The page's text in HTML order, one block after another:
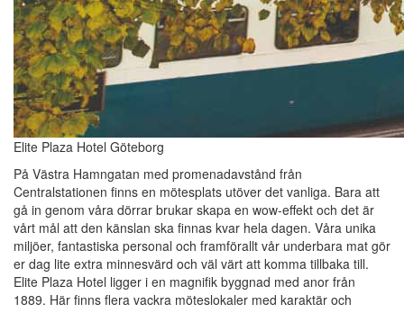
Elite Plaza Hotel Göteborg
På Västra Hamngatan med promenadavstånd från
Centralstationen finns en mötesplats utöver det vanliga. Bara att
gå in genom våra dörrar brukar skapa en wow-effekt och det är
vårt mål att den känslan ska finnas kvar hela dagen. Våra unika
miljöer, fantastiska personal och framförallt vår underbara mat gör
er dag lite extra minnesvärd och väl värt att komma tillbaka till.
Elite Plaza Hotel ligger i en magnifik byggnad med anor från
1889. Här finns flera vackra möteslokaler med karaktär och